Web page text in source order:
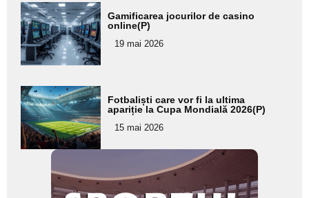
Adaugă
aici textul
pentru
subtitlu
Gamificarea jocurilor de casino
online(P)
19 mai 2026
Adaugă
aici textul
pentru
subtitlu
Fotbaliști care vor fi la ultima
apariție la Cupa Mondială 2026(P)
15 mai 2026